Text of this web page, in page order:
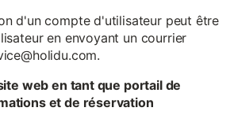
d'un compte d'utilisateur peut être
en envoyant un courrier
web en tant que portail de
et de réservation